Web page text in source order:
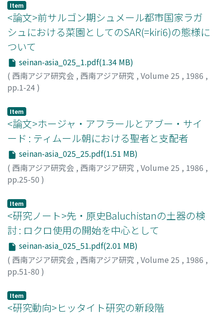
Item
<論文>前サルゴン期シュメール都市国家ラガ
シュにおける菜園としてのSAR(=kiri6)の態様に
ついて
seinan-asia_025_1.pdf(1.34 MB)
( 西南アジア研究会 , 西南アジア研究 , Volume 25 , 1986 ,
pp.1-24)
Item
<論文>ホージャ・アフラールとアブー・サイ
ード : ティムール朝における聖者と支配者
seinan-asia_025_25.pdf(1.51 MB)
( 西南アジア研究会 , 西南アジア研究 , Volume 25 , 1986 ,
pp.25-50 )
Item
<研究ノート>先・原史Baluchistanの土器の検
討 : ロクロ使用の開始を中心として
seinan-asia_025_51.pdf(2.01 MB)
( 西南アジア研究会 , 西南アジア研究 , Volume 25 , 1986 ,
pp.51-80 )
Item
<研究動向>ヒッタイト研究の新段階